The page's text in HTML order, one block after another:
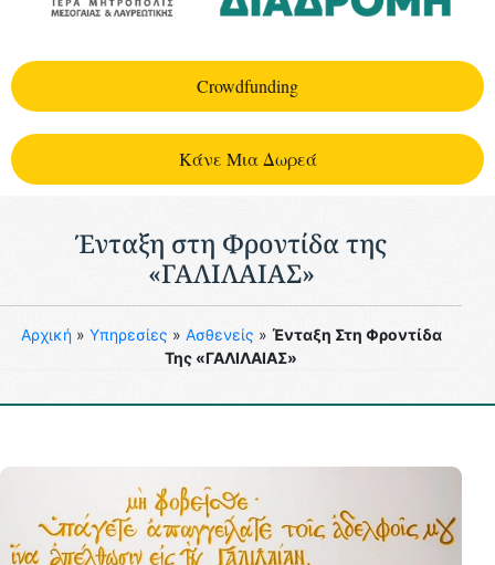
Crowdfunding
Kάνε Μια Δωρεά
Ένταξη στη Φροντίδα της
«ΓΑΛΙΛΑΙΑΣ»
Aρχική» Υπηρεσίες » Ασθενείς » Ένταξη Στη Φροντίδα
Της «ΓΑΛΙΛΑΙΑΣ»